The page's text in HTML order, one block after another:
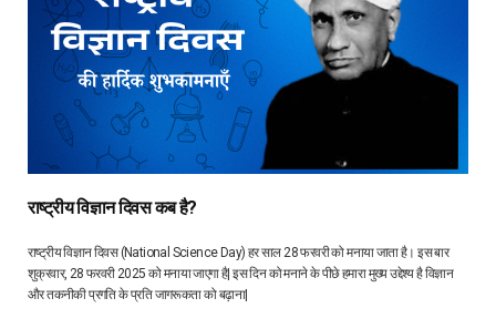
राष्ट्रीय विज्ञान दिवस कब है?
राष्ट्रीय विज्ञान दिवस (National Science Day) हर साल 28 फरवरी को मनाया जाता है। इस बार
शुक्रवार, 28 फरवरी 2025 को मनाया जाएगा है| इस दिन को मनाने के पीछे हमारा मुख्य उद्देश्य है विज्ञान
और तकनीकी प्रगति के प्रति जागरूकता को बढ़ाना|